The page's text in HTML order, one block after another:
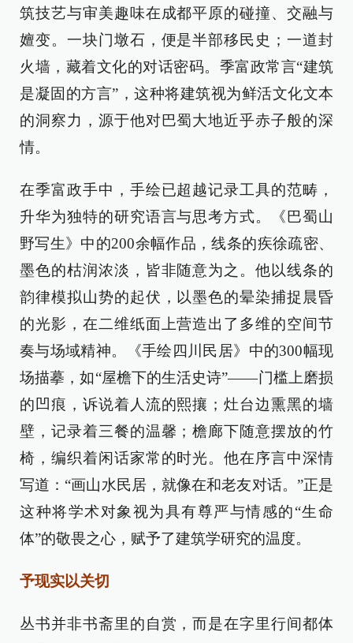
筑技艺与审美趣味在成都平原的碰撞、交融与
嬗变。一块门墩石，便是半部移民史；一道封
火墙，藏着文化的对话密码。季富政常言“建筑
是凝固的方言”，这种将建筑视为鲜活文化文本
的洞察力，源于他对巴蜀大地近乎赤子般的深
情。
在季富政手中，手绘已超越记录工具的范畴，
升华为独特的研究语言与思考方式。《巴蜀山
野写生》中的200余幅作品，线条的疾徐疏密、
墨色的枯润浓淡，皆非随意为之。他以线条的
韵律模拟山势的起伏，以墨色的晕染捕捉晨昏
的光影，在二维纸面上营造出了多维的空间节
奏与场域精神。《手绘四川民居》中的300幅现
场描摹，如“屋檐下的生活史诗”——门槛上磨损
的凹痕，诉说着人流的熙攘；灶台边熏黑的墙
壁，记录着三餐的温馨；檐廊下随意摆放的竹
椅，编织着闲话家常的时光。他在序言中深情
写道：“画山水民居，就像在和老友对话。”正是
这种将学术对象视为具有尊严与情感的“生命
体”的敬畏之心，赋予了建筑学研究的温度。
予现实以关切
丛书并非书斋里的自赏，而是在字里行间都体